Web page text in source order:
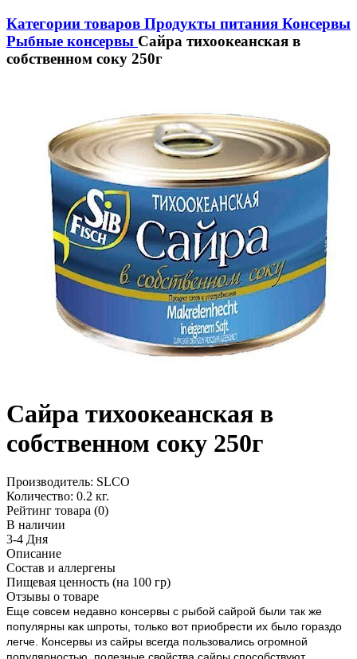
Категории товаров Продукты питания Консервы
Рыбные консервы Сайра тихоокеанская в
собственном соку 250г
Сайра тихоокеанская в
собственном соку 250г
Производитель: SLCO
Количество: 0.2 кг.
Рейтинг товара (0)
В наличии
3-4 Дня
Описание
Состав и аллергены
Пищевая ценность (на 100 гр)
Отзывы о товаре
Еще совсем недавно консервы с рыбой сайрой были так же
популярны как шпроты, только вот приобрести их было гораздо
легче. Консервы из сайры всегда пользовались огромной